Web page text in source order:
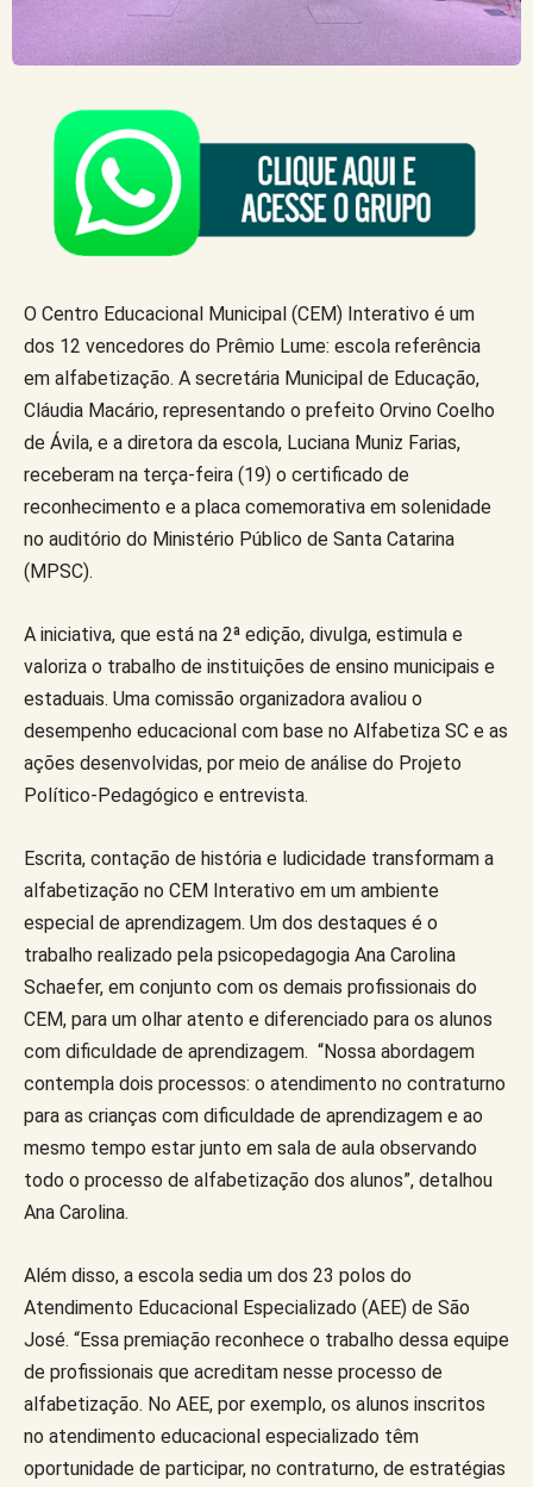
O Centro Educacional Municipal (CEM) Interativo é um
dos 12 vencedores do Prêmio Lume: escola referência
em alfabetização. A secretária Municipal de Educação,
Cláudia Macário, representando o prefeito Orvino Coelho
de Ávila, e a diretora da escola, Luciana Muniz Farias,
receberam na terça-feira (19) o certificado de
reconhecimento e a placa comemorativa em solenidade
no auditório do Ministério Público de Santa Catarina
(MPSC).
A iniciativa, que está na 2ª edição, divulga, estimula e
valoriza o trabalho de instituições de ensino municipais e
estaduais. Uma comissão organizadora avaliou o
desempenho educacional com base no Alfabetiza SC e as
ações desenvolvidas, por meio de análise do Projeto
Político-Pedagógico e entrevista.
Escrita, contação de história e ludicidade transformam a
alfabetização no CEM Interativo em um ambiente
especial de aprendizagem. Um dos destaques é o
trabalho realizado pela psicopedagogia Ana Carolina
Schaefer, em conjunto com os demais profissionais do
CEM, para um olhar atento e diferenciado para os alunos
com dificuldade de aprendizagem. “Nossa abordagem
contempla dois processos: o atendimento no contraturno
para as crianças com dificuldade de aprendizagem e ao
mesmo tempo estar junto em sala de aula observando
todo o processo de alfabetização dos alunos”, detalhou
Ana Carolina.
Além disso, a escola sedia um dos 23 polos do
Atendimento Educacional Especializado (AEE) de São
José. “Essa premiação reconhece o trabalho dessa equipe
de profissionais que acreditam nesse processo de
alfabetização. No AEE, por exemplo, os alunos inscritos
no atendimento educacional especializado têm
oportunidade de participar, no contraturno, de estratégias